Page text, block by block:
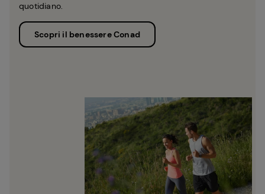
quotidiano.
Scopri il benessere Conad